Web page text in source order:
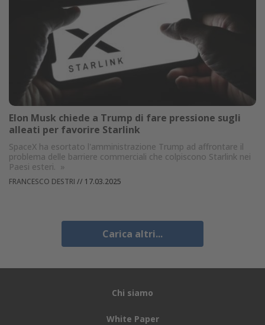
Elon Musk chiede a Trump di fare pressione sugli
alleati per favorire Starlink
SpaceX ha esortato l'amministrazione Trump ad affrontare il
problema delle barriere commerciali che colpiscono Starlink nei
Paesi esteri. »
FRANCESCO DESTRI // 17.03.2025
Carica altri...
Chi siamo
White Paper